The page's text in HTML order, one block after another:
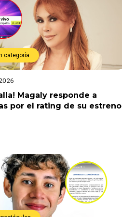
categoría
Magaly responde a
por el rating de su estreno